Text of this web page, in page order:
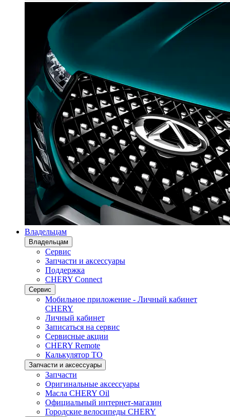
Владельцам
Владельцам
Сервис
Запчасти и аксессуары
Поддержка
CHERY Connect
Сервис
Мобильное приложение - Личный кабинет
CHERY
Личный кабинет
Записаться на сервис
Сервисные акции
CHERY Remote
Калькулятор ТО
Запчасти и аксессуары
Запчасти
Оригинальные аксессуары
Масла CHERY Oil
Официальный интернет-магазин
Городские велосипеды CHERY